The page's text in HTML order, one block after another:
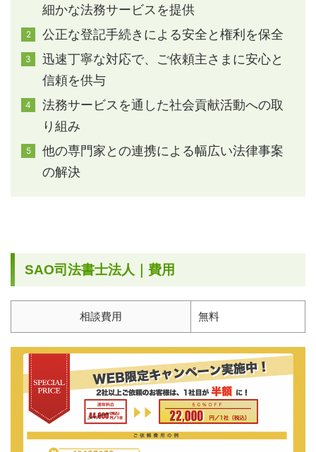
細かな法務サービスを提供
公正な登記手続きによる安全と権利を保全
迅速丁寧な対応で、ご依頼主さまに安心と
信頼を供与
法務サービスを通した社会貢献活動への取
り組み
他の専門家との連携による幅広い法律事案
の解決
SAO司法書士法人｜費用
相談費用 無料